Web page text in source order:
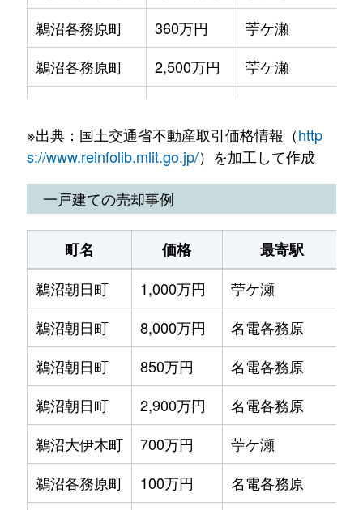
鵜沼各務原町
360万円
苧ケ瀬
鵜沼各務原町
2,500万円
苧ケ瀬
鵜沼各務原町
1,200万円
名電各務原
鵜沼各務原町
1,900万円
名電各務原
鵜沼川崎町
1,500万円
三柿野
鵜沼川崎町
400万円
三柿野
鵜沼台
730万円
鵜沼
鵜沼台
330万円
鵜沼
鵜沼羽場町
1,300万円
羽場(岐阜)
鵜沼羽場町
1,500万円
羽場(岐阜)
鵜沼羽場町
1,200万円
羽場(岐阜)
※出典：国土交通省不動産取引価格情報（http
s://www.reinfolib.mlit.go.jp/）を加工して作成
一戸建ての売却事例
町名 価格
最寄駅
鵜沼朝日町
1,000万円 苧ケ瀬
鵜沼朝日町
8,000万円 名電各務原
鵜沼朝日町
850万円 名電各務原
鵜沼朝日町
2,900万円 名電各務原
鵜沼大伊木町
700万円 苧ケ瀬
鵜沼各務原町
100万円 名電各務原